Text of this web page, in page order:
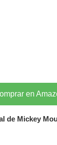
en
de Mickey